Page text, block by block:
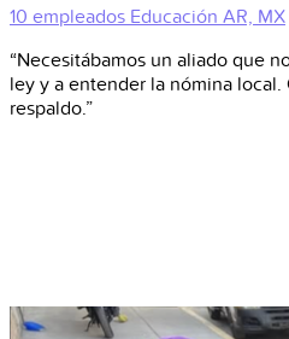
10 empleados Educación AR, MX
“Necesitábamos un aliado que
ley y a entender la nómina
respaldo.”